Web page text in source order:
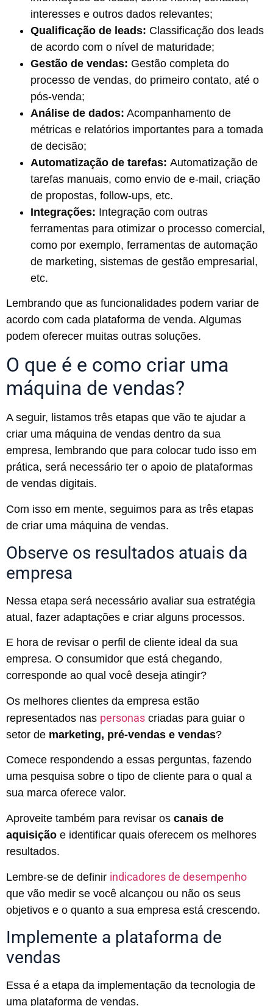
interesses e outros dados relevantes;
Qualificação de leads: Classificação dos leads
de acordo com o nível de maturidade;
Gestão de vendas: Gestão completa do
processo de vendas, do primeiro contato, até o
pós-venda;
Análise de dados: Acompanhamento de
métricas e relatórios importantes para a tomada
de decisão;
Automatização de tarefas: Automatização de
tarefas manuais, como envio de e-mail, criação
de propostas, follow-ups, etc.
Integrações: Integração com outras
ferramentas para otimizar o processo comercial,
como por exemplo, ferramentas de automação
de marketing, sistemas de gestão empresarial,
etc.
Lembrando que as funcionalidades podem variar de
acordo com cada plataforma de venda. Algumas
podem oferecer muitas outras soluções.
O que é e como criar uma
máquina de vendas?
A seguir, listamos três etapas que vão te ajudar a
criar uma máquina de vendas dentro da sua
empresa, lembrando que para colocar tudo isso em
prática, será necessário ter o apoio de plataformas
de vendas digitais.
Com isso em mente, seguimos para as três etapas
de criar uma máquina de vendas.
Observe os resultados atuais da
empresa
Nessa etapa será necessário avaliar sua estratégia
atual, fazer adaptações e criar alguns processos.
E hora de revisar o perfil de cliente ideal da sua
empresa. O consumidor que está chegando,
corresponde ao qual você deseja atingir?
Os melhores clientes da empresa estão
representados nas personas criadas para guiar o
setor de marketing, pré-vendas e vendas?
Comece respondendo a essas perguntas, fazendo
uma pesquisa sobre o tipo de cliente para o qual a
sua marca oferece valor.
Aproveite também para revisar os canais de
aquisição e identificar quais oferecem os melhores
resultados.
Lembre-se de definir indicadores de desempenho
que vão medir se você alcançou ou não os seus
objetivos e o quanto a sua empresa está crescendo.
Implemente a plataforma de
vendas
Essa é a etapa da implementação da tecnologia de
uma plataforma de vendas.